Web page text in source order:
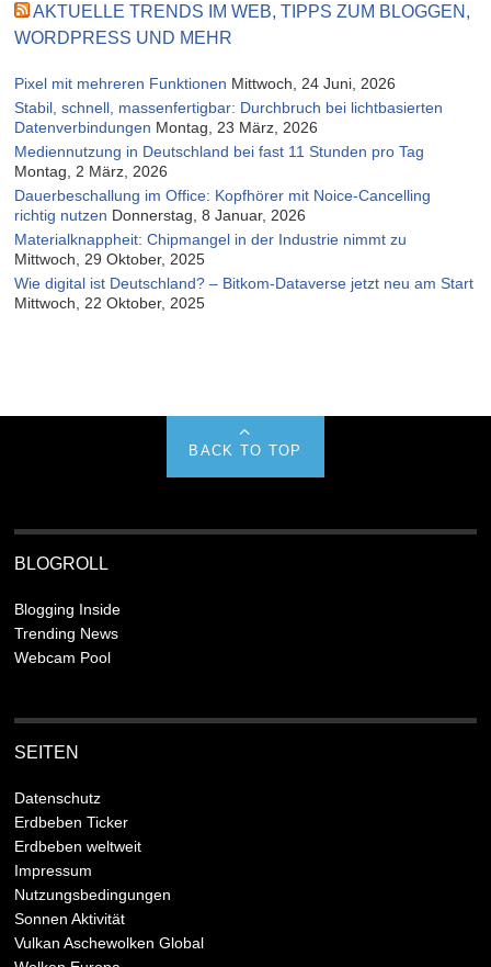
AKTUELLE TRENDS IM WEB, TIPPS ZUM BLOGGEN,
WORDPRESS UND MEHR
Pixel mit mehreren Funktionen Mittwoch, 24 Juni, 2026
Stabil, schnell, massenfertigbar: Durchbruch bei lichtbasierten
Datenverbindungen Montag, 23 März, 2026
Mediennutzung in Deutschland bei fast 11 Stunden pro Tag
Montag, 2 März, 2026
Dauerbeschallung im Office: Kopfhörer mit Noice-Cancelling
richtig nutzen Donnerstag, 8 Januar, 2026
Materialknappheit: Chipmangel in der Industrie nimmt zu
Mittwoch, 29 Oktober, 2025
Wie digital ist Deutschland? – Bitkom-Dataverse jetzt neu am Start
Mittwoch, 22 Oktober, 2025
BACK TO TOP
BLOGROLL
Blogging Inside
Trending News
Webcam Pool
SEITEN
Datenschutz
Erdbeben Ticker
Erdbeben weltweit
Impressum
Nutzungsbedingungen
Sonnen Aktivität
Vulkan Aschewolken Global